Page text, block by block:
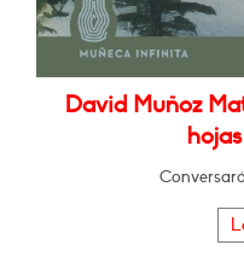
David Muñoz